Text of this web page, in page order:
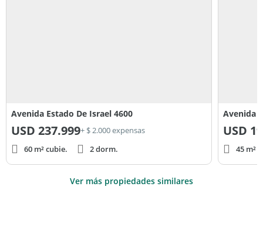
Avenida Estado De Israel 4600
USD 237.999+ $ 2.000 expensas
60 m² cubie.
2 dorm.
Avenida
USD
45 m²
Ver más propiedades similares